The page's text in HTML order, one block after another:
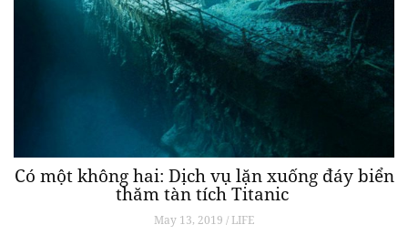
Có một không hai: Dịch vụ lặn xuống đáy biển
thăm tàn tích Titanic
May 13, 2019 / LIFE